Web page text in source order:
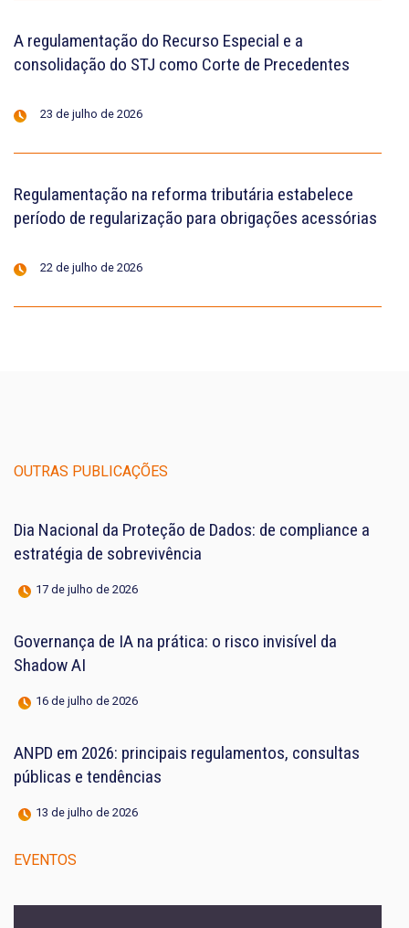
A regulamentação do Recurso Especial e a
consolidação do STJ como Corte de Precedentes
23 de julho de 2026
Regulamentação na reforma tributária estabelece
período de regularização para obrigações acessórias
22 de julho de 2026
OUTRAS PUBLICAÇÕES
Dia Nacional da Proteção de Dados: de compliance a
estratégia de sobrevivência
17 de julho de 2026
Governança de IA na prática: o risco invisível da
Shadow AI
16 de julho de 2026
ANPD em 2026: principais regulamentos, consultas
públicas e tendências
13 de julho de 2026
EVENTOS